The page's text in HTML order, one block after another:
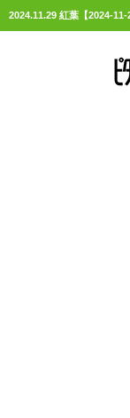
2024.11.29 紅葉【2024-